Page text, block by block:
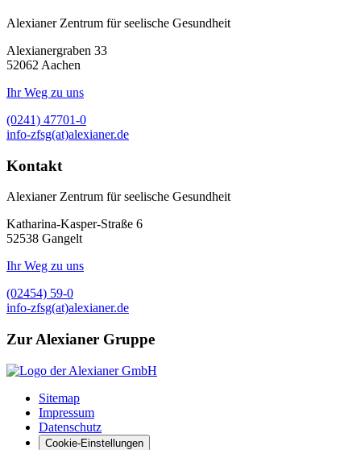
Alexianer Zentrum für seelische Gesundheit
Alexianergraben 33
52062 Aachen
Ihr Weg zu uns
(0241) 47701-0
info-zfsg(at)alexianer.de
Kontakt
Alexianer Zentrum für seelische Gesundheit
Katharina-Kasper-Straße 6
52538 Gangelt
Ihr Weg zu uns
(02454) 59-0
info-zfsg(at)alexianer.de
Zur Alexianer Gruppe
Sitemap
Impressum
Datenschutz
Cookie-Einstellungen